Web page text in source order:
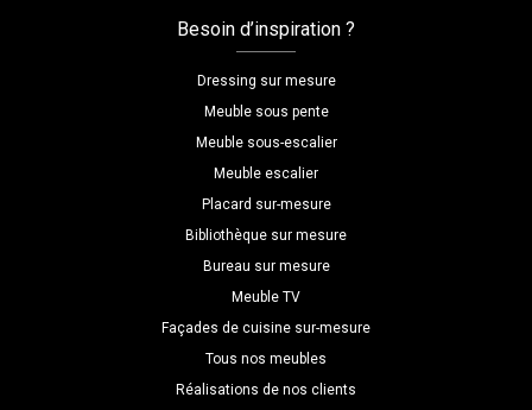
Besoin d’inspiration ?
Dressing sur mesure
Meuble sous pente
Meuble sous-escalier
Meuble escalier
Placard sur-mesure
Bibliothèque sur mesure
Bureau sur mesure
Meuble TV
Façades de cuisine sur-mesure
Tous nos meubles
Réalisations de nos clients